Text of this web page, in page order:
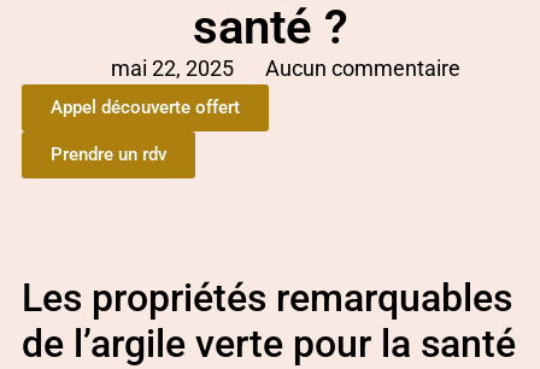
santé ?
mai 22, 2025 Aucun commentaire
Appel découverte offert
Prendre un rdv
Les propriétés remarquables
de l’argile verte pour la santé